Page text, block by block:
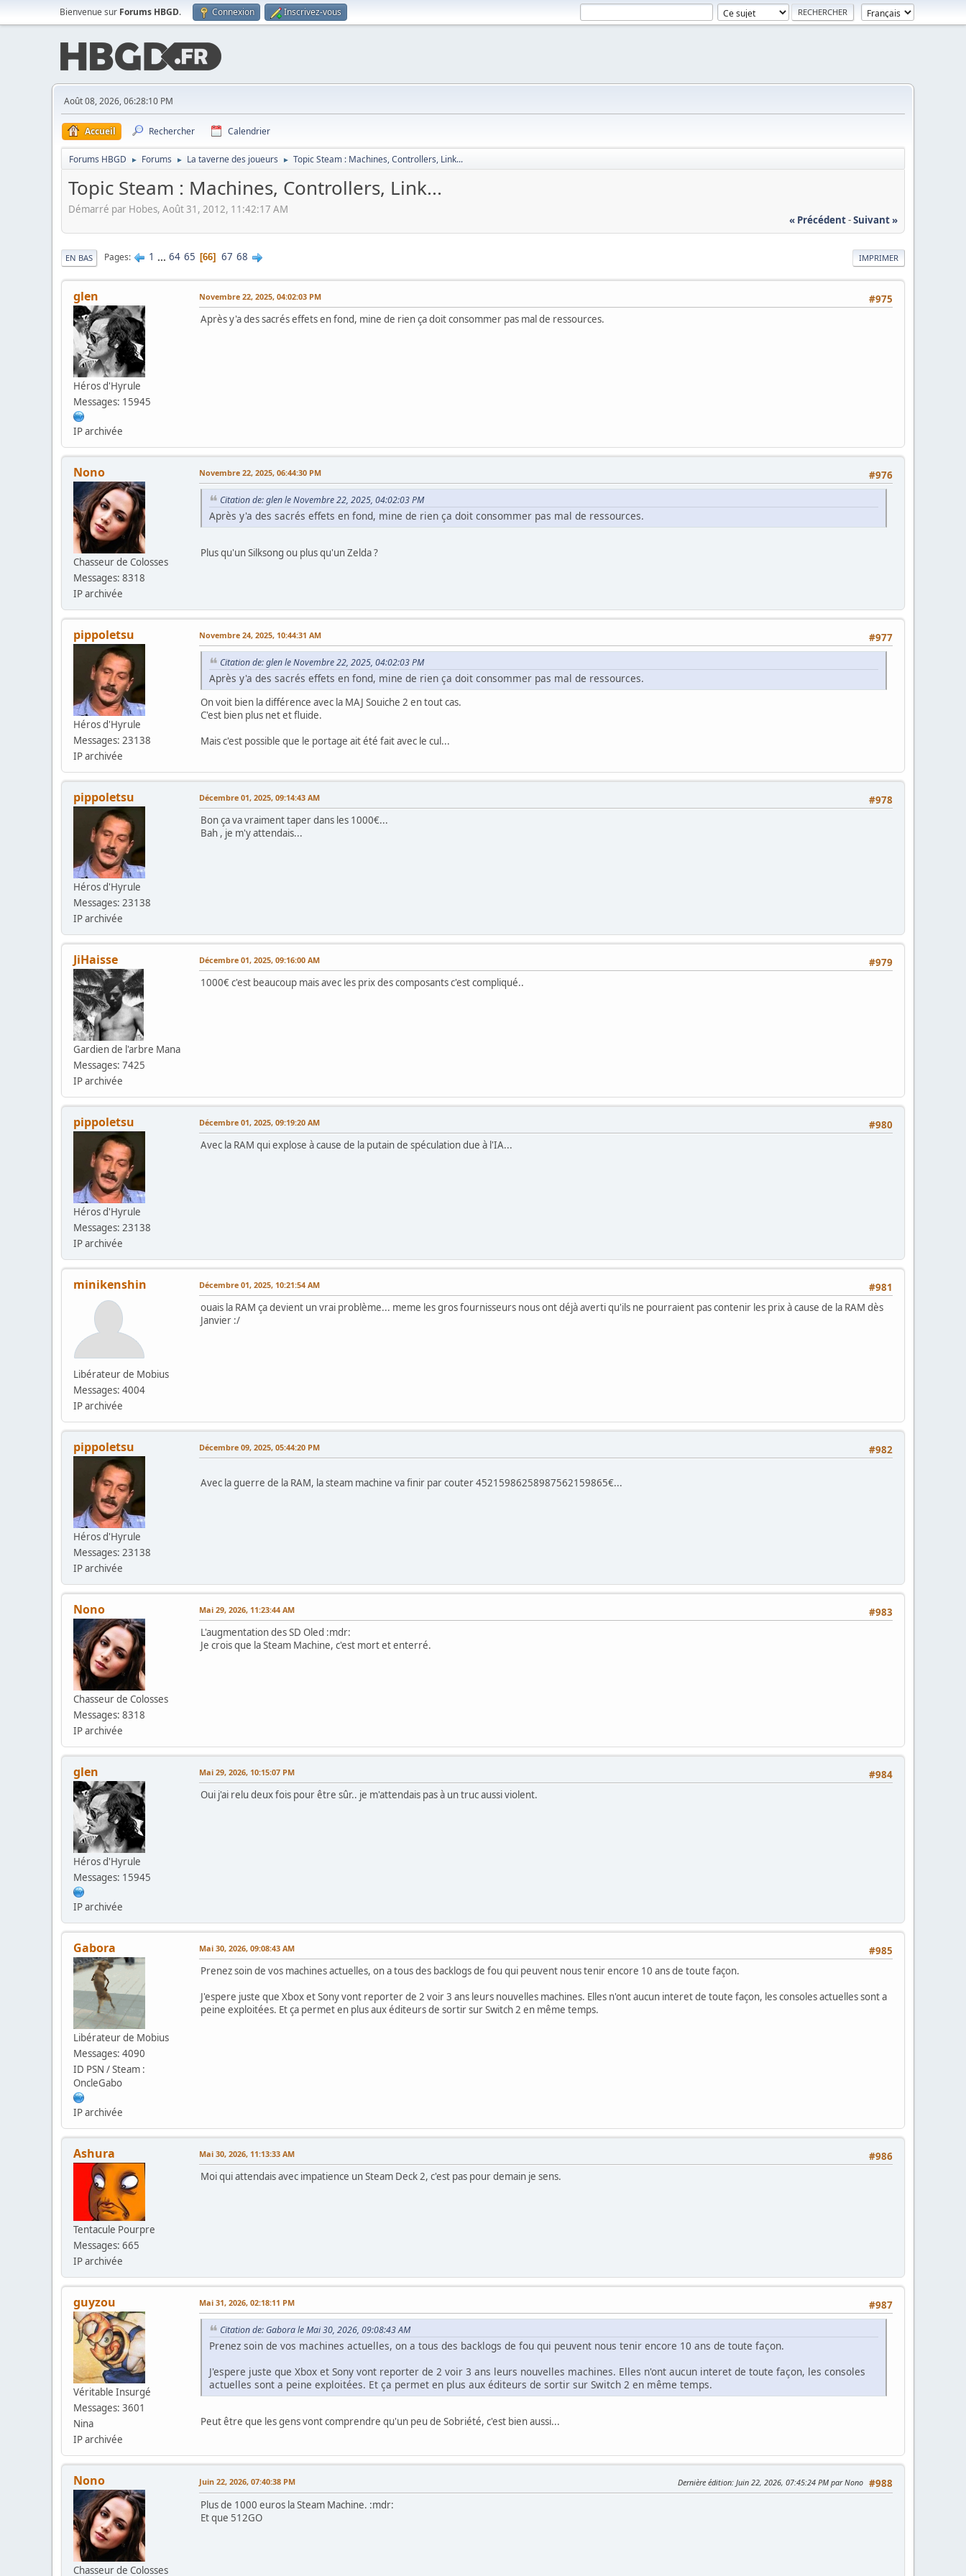
Bienvenue sur Forums HBGD. Connexion Inscrivez-vous
Août 08, 2026, 06:28:10 PM
Accueil Rechercher Calendrier
Forums HBGD ► Forums ► La taverne des joueurs ► Topic Steam : Machines, Controllers, Link...
Topic Steam : Machines, Controllers, Link...
Démarré par Hobes, Août 31, 2012, 11:42:17 AM
« Précédent-Suivant »
IMPRIMER
EN BAS Pages 1 ... 64 65 66 67 68
glen
Héros d'Hyrule
Messages: 15945
IP archivée
#975
Novembre 22, 2025, 04:02:03 PM
Après y'a des sacrés effets en fond, mine de rien ça doit consommer pas mal de ressources.
Nono
Chasseur de Colosses
Messages: 8318
IP archivée
#976
Novembre 22, 2025, 06:44:30 PM
Citation de: glen le Novembre 22, 2025, 04:02:03 PM
Après y'a des sacrés effets en fond, mine de rien ça doit consommer pas mal de ressources.
Plus qu'un Silksong ou plus qu'un Zelda ?
pippoletsu
Héros d'Hyrule
Messages: 23138
IP archivée
#977
Novembre 24, 2025, 10:44:31 AM
Citation de: glen le Novembre 22, 2025, 04:02:03 PM
Après y'a des sacrés effets en fond, mine de rien ça doit consommer pas mal de ressources.
On voit bien la différence avec la MAJ Souiche 2 en tout cas.
C'est bien plus net et fluide.
Mais c'est possible que le portage ait été fait avec le cul...
pippoletsu
Héros d'Hyrule
Messages: 23138
IP archivée
#978
Décembre 01, 2025, 09:14:43 AM
Bon ça va vraiment taper dans les 1000€...
Bah , je m'y attendais...
JiHaisse
Gardien de l'arbre Mana
Messages: 7425
IP archivée
#979
Décembre 01, 2025, 09:16:00 AM
1000€ c'est beaucoup mais avec les prix des composants c'est compliqué..
pippoletsu
Héros d'Hyrule
Messages: 23138
IP archivée
#980
Décembre 01, 2025, 09:19:20 AM
Avec la RAM qui explose à cause de la putain de spéculation due à l'IA...
minikenshin
Libérateur de Mobius
Messages: 4004
IP archivée
#981
Décembre 01, 2025, 10:21:54 AM
ouais la RAM ça devient un vrai problème... meme les gros fournisseurs nous ont déjà averti qu'ils ne pourraient pas contenir les prix à cause de la RAM dès
Janvier :/
pippoletsu
Héros d'Hyrule
Messages: 23138
IP archivée
#982
Décembre 09, 2025, 05:44:20 PM
Avec la guerre de la RAM, la steam machine va finir par couter 45215986258987562159865€...
Nono
Chasseur de Colosses
Messages: 8318
IP archivée
#983
Mai 29, 2026, 11:23:44 AM
L'augmentation des SD Oled :mdr:
Je crois que la Steam Machine, c'est mort et enterré.
glen
Héros d'Hyrule
Messages: 15945
IP archivée
#984
Mai 29, 2026, 10:15:07 PM
Oui j'ai relu deux fois pour être sûr.. je m'attendais pas à un truc aussi violent.
Gabora
Libérateur de Mobius
Messages: 4090
ID PSN / Steam :
OncleGabo
IP archivée
#985
Mai 30, 2026, 09:08:43 AM
Prenez soin de vos machines actuelles, on a tous des backlogs de fou qui peuvent nous tenir encore 10 ans de toute façon.
J'espere juste que Xbox et Sony vont reporter de 2 voir 3 ans leurs nouvelles machines. Elles n'ont aucun interet de toute façon, les consoles actuelles sont a
peine exploitées. Et ça permet en plus aux éditeurs de sortir sur Switch 2 en même temps.
Ashura
Tentacule Pourpre
Messages: 665
IP archivée
#986
Mai 30, 2026, 11:13:33 AM
Moi qui attendais avec impatience un Steam Deck 2, c'est pas pour demain je sens.
guyzou
Véritable Insurgé
Messages: 3601
Nina
IP archivée
#987
Mai 31, 2026, 02:18:11 PM
Citation de: Gabora le Mai 30, 2026, 09:08:43 AM
Prenez soin de vos machines actuelles, on a tous des backlogs de fou qui peuvent nous tenir encore 10 ans de toute façon.
J'espere juste que Xbox et Sony vont reporter de 2 voir 3 ans leurs nouvelles machines. Elles n'ont aucun interet de toute façon, les consoles
actuelles sont a peine exploitées. Et ça permet en plus aux éditeurs de sortir sur Switch 2 en même temps.
Peut être que les gens vont comprendre qu'un peu de Sobriété, c'est bien aussi...
Nono
Chasseur de Colosses
#988
Juin 22, 2026, 07:40:38 PM Dernière édition: Juin 22, 2026, 07:45:24 PM par Nono
Plus de 1000 euros la Steam Machine. :mdr:
Et que 512GO